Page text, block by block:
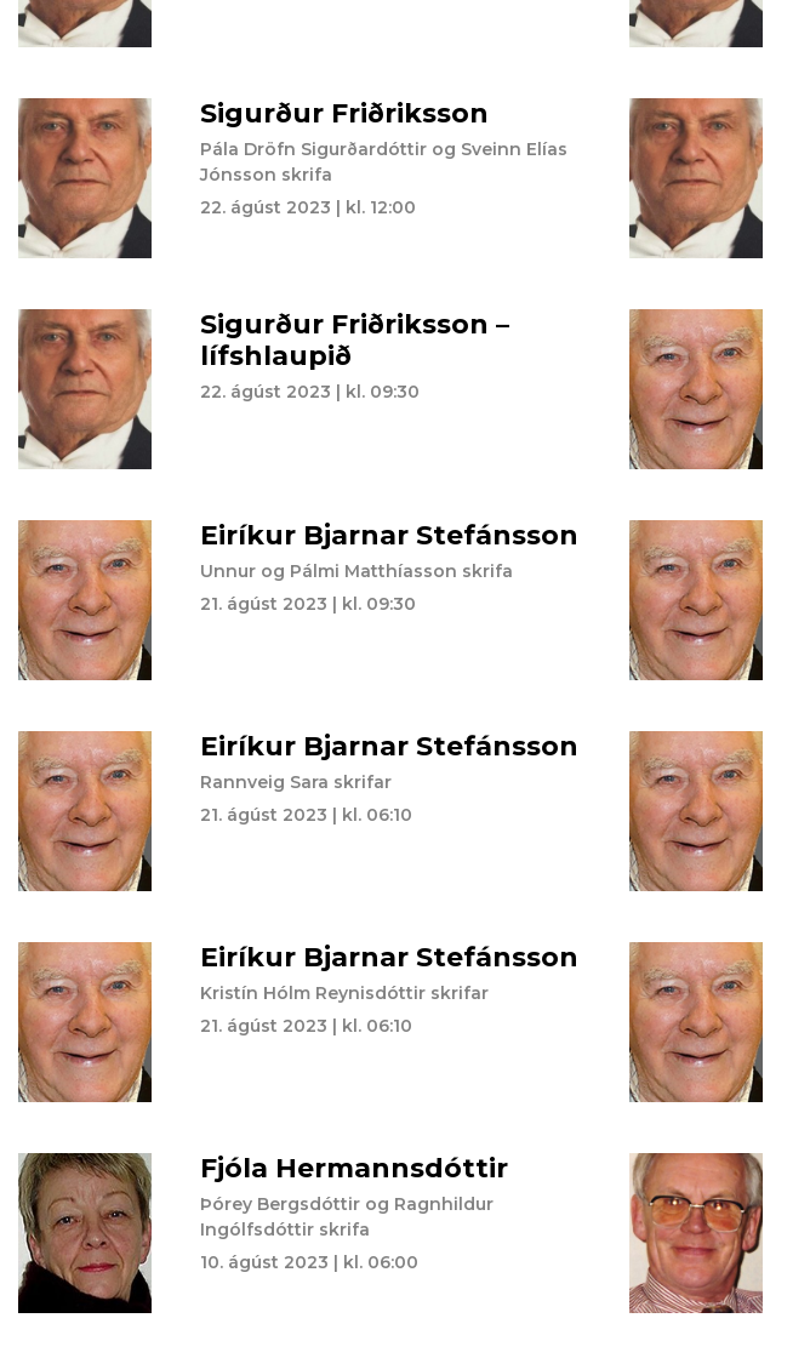
Sigurður Friðriksson
Pála Dröfn Sigurðardóttir og Sveinn Elías
Jónsson skrifa
22. ágúst 2023 | kl. 12:00
Sigurður Friðriksson –
lífshlaupið
22. ágúst 2023 | kl. 09:30
Eiríkur Bjarnar Stefánsson
Unnur og Pálmi Matthíasson skrifa
21. ágúst 2023 | kl. 09:30
Eiríkur Bjarnar Stefánsson
Rannveig Sara skrifar
21. ágúst 2023 | kl. 06:10
Eiríkur Bjarnar Stefánsson
Kristín Hólm Reynisdóttir skrifar
21. ágúst 2023 | kl. 06:10
Fjóla Hermannsdóttir
Þórey Bergsdóttir og Ragnhildur
Ingólfsdóttir skrifa
10. ágúst 2023 | kl. 06:00